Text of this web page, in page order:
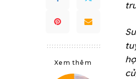
Xem thêm